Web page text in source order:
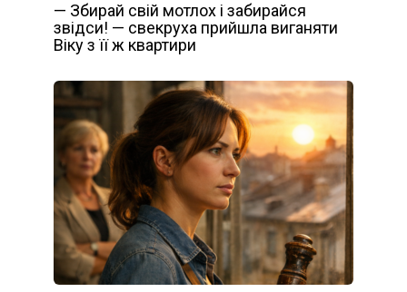
— Збирай свій мотлох і забирайся
звідси! — свекруха прийшла виганяти
Віку з її ж квартири